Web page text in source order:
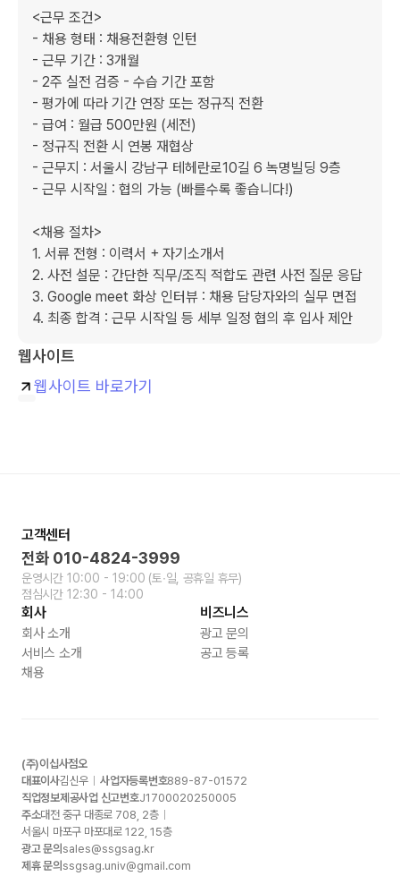
<근무 조건>
- 채용 형태 : 채용전환형 인턴
- 근무 기간 : 3개월
- 2주 실전 검증 - 수습 기간 포함
- 평가에 따라 기간 연장 또는 정규직 전환
- 급여 : 월급 500만원 (세전)
- 정규직 전환 시 연봉 재협상
- 근무지 : 서울시 강남구 테헤란로10길 6 녹명빌딩 9층
- 근무 시작일 : 협의 가능 (빠를수록 좋습니다!)
<채용 절차>
1. 서류 전형 : 이력서 + 자기소개서
2. 사전 설문 : 간단한 직무/조직 적합도 관련 사전 질문 응답
3. Google meet 화상 인터뷰 : 채용 담당자와의 실무 면접
4. 최종 합격 : 근무 시작일 등 세부 일정 협의 후 입사 제안
웹사이트
웹사이트 바로가기
고객센터
전화 010-4824-3999
운영시간 10:00 - 19:00 (토∙일, 공휴일 휴무)
점심시간 12:30 - 14:00
회사
회사 소개
서비스 소개
채용
비즈니스
광고 문의
공고 등록
(주)이십사점오
대표이사김신우 사업자등록번호889-87-01572
직업정보제공사업 신고번호J1700020250005
주소대전 중구 대종로 708, 2층
서울시 마포구 마포대로 122, 15층
광고 문의 sales@ssgsag.kr
제휴 문의 ssgsag.univ@gmail.com